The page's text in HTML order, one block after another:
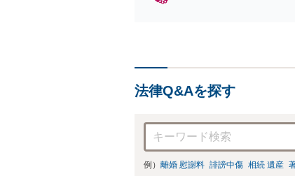
法律Q&Aを探す
例） 離婚 慰謝料 誹謗中傷 相続 遺産